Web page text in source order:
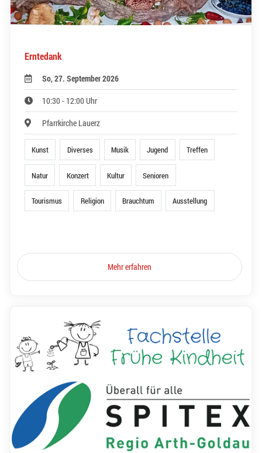
Erntedank
So, 27. September 2026
10:30 - 12:00 Uhr
Pfarrkirche Lauerz
Kunst Diverses Musik Jugend Treffen
Natur Konzert Kultur Senioren
Tourismus Religion Brauchtum Ausstellung
Mehr erfahren